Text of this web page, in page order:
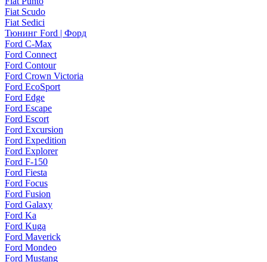
Fiat Scudo
Fiat Sedici
Тюнинг Ford | Форд
Ford C-Max
Ford Connect
Ford Contour
Ford Crown Victoria
Ford EcoSport
Ford Edge
Ford Escape
Ford Escort
Ford Excursion
Ford Expedition
Ford Explorer
Ford F-150
Ford Fiesta
Ford Focus
Ford Fusion
Ford Galaxy
Ford Ka
Ford Kuga
Ford Maverick
Ford Mondeo
Ford Mustang